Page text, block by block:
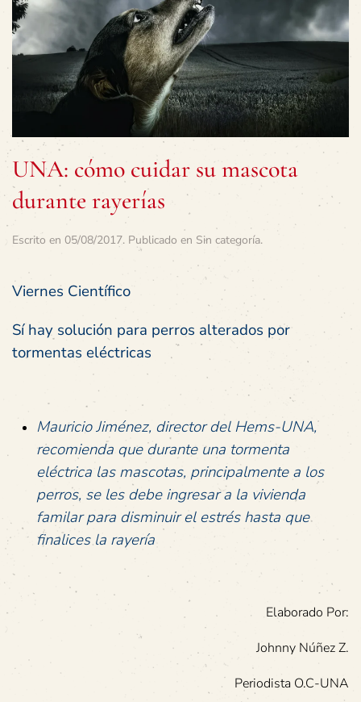
UNA: cómo cuidar su mascota
durante rayerías
Escrito en 05/08/2017. Publicado en Sin categoría.
Viernes Científico
Sí hay solución para perros alterados por
tormentas eléctricas
Mauricio Jiménez, director del Hems-UNA,
recomienda que durante una tormenta
eléctrica las mascotas, principalmente a los
perros, se les debe ingresar a la vivienda
familar para disminuir el estrés hasta que
finalices la rayería
Elaborado Por:
Johnny Núñez Z.
Periodista O.C-UNA